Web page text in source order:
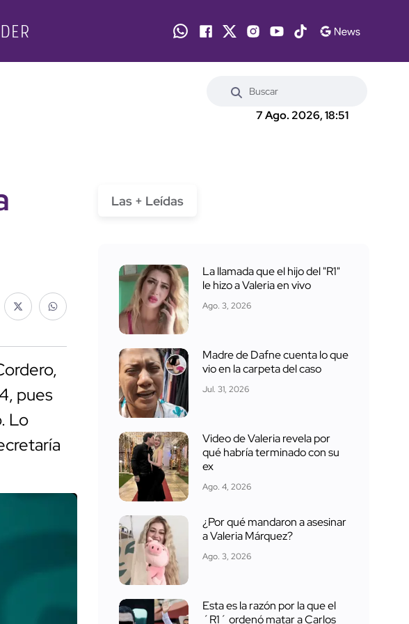
7 Ago. 2026, 18:51
pues
Lo
Las + Leídas
La llamada que el hijo del "R1"
le hizo a Valeria en vivo
Ago. 3, 2026
Madre de Dafne cuenta lo que
vio en la carpeta del caso
Jul. 31, 2026
Video de Valeria revela por
qué habría terminado con su
ex
Ago. 4, 2026
¿Por qué mandaron a asesinar
a Valeria Márquez?
Ago. 3, 2026
Esta es la razón por la que el
´R1´ ordenó matar a Carlos